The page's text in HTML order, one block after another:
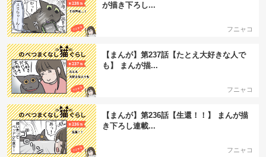
が描き下ろし...
フニャコ
【まんが】第237話【たとえ大好きな人で
も】 まんが描...
フニャコ
【まんが】第236話【生還！！】 まんが描
き下ろし連載...
フニャコ